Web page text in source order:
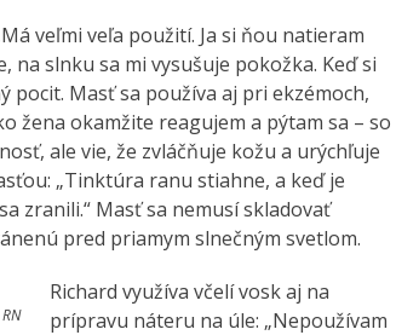
veľmi veľa použití. Ja si ňou natieram
na slnku sa mi vysušuje pokožka. Keď si
pocit. Masť sa používa aj pri ekzémoch,
žena okamžite reagujem a pýtam sa – so
ale vie, že zvláčňuje kožu a urýchľuje
„Tinktúra ranu stiahne, a keď je
zranili.“ Masť sa nemusí skladovať
pred priamym slnečným svetlom.
Richard využíva včelí vosk aj na
prípravu náteru na úle: „Nepoužívam